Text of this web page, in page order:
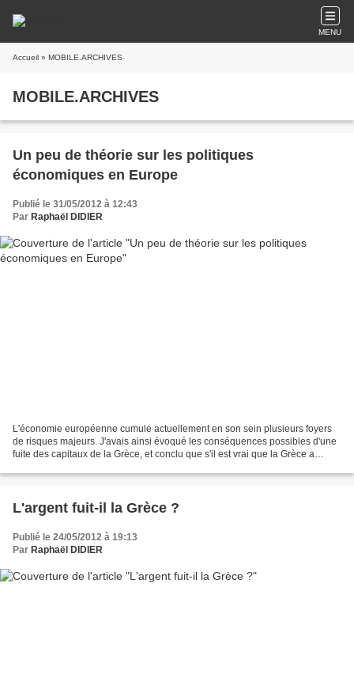
MENU
Accueil » MOBILE.ARCHIVES
MOBILE.ARCHIVES
Un peu de théorie sur les politiques
économiques en Europe
Publié le 31/05/2012 à 12:43
Par Raphaël DIDIER
L'économie européenne cumule actuellement en son sein plusieurs foyers
de risques majeurs. J'avais ainsi évoqué les conséquences possibles d'une
fuite des capitaux de la Grèce, et conclu que s'il est vrai que la Grèce a
L'argent fuit-il la Grèce ?
Publié le 24/05/2012 à 19:13
Par Raphaël DIDIER